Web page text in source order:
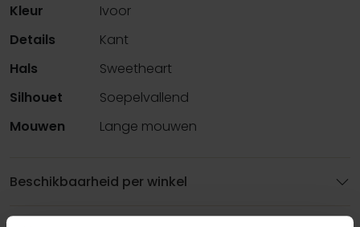
Kleur
Ivoor
Details
Kant
Hals
Sweetheart
Silhouet
Soepelvallend
Mouwen
Lange mouwen
Beschikbaarheid per winkel